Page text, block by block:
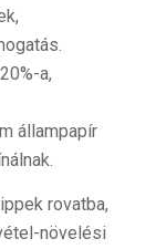
a,
állampapír
rovatba,
növelési